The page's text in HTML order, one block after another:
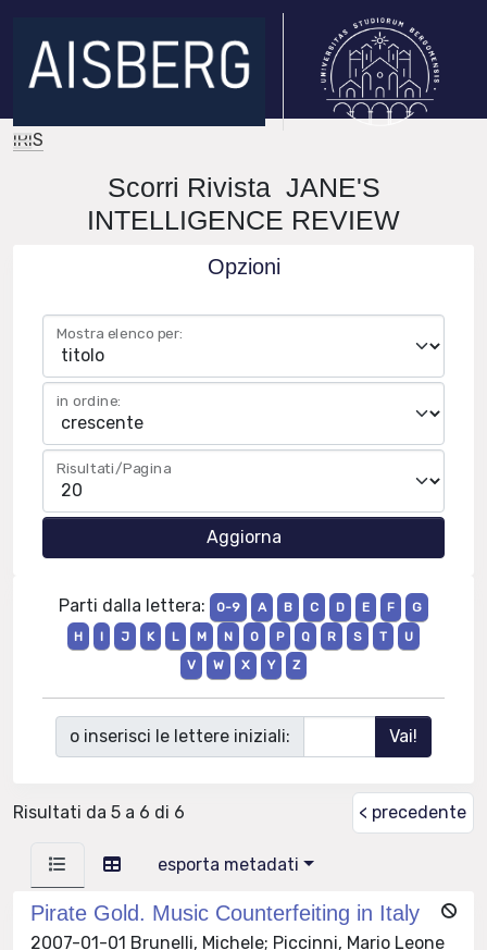
IRIS
Scorri Rivista JANE'S
INTELLIGENCE REVIEW
Opzioni
Mostra elenco per:
in ordine:
Risultati/Pagina
Parti dalla lettera: 0-9 A B C D E F
G
H
I J K L M N O P Q R S T
U
V
W X Y Z
o inserisci le lettere iniziali:
Risultati da 5 a 6 di 6 < precedente
esporta metadati
Pirate Gold. Music Counterfeiting in Italy
2007-01-01 Brunelli, Michele; Piccinni, Mario Leone